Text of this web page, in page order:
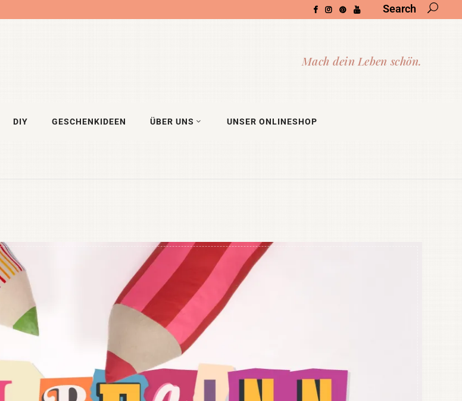
Search
DIY GESCHENKIDEEN ÜBER UNS UNSER ONLINESHOP